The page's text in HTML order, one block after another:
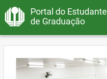
Portal do Estudante
de Graduação